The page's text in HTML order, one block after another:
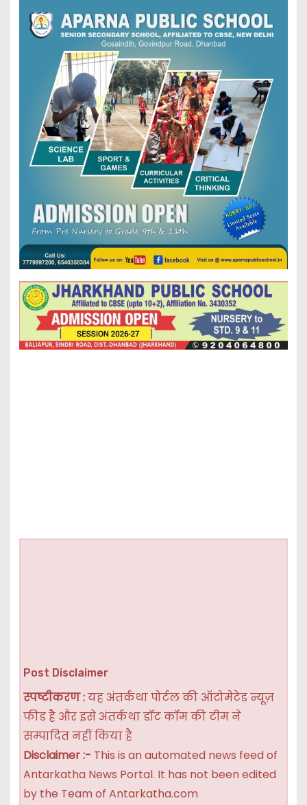
Post Disclaimer
स्पष्टीकरण :यह अंतर्कथा पोर्टल की ऑटोमेटेड न्यूज़
फीड है और इसे अंतर्कथा डॉट कॉम की टीम ने
सम्पादित नहीं किया है
Disclaimer :- This is an automated news feed of
Antarkatha News Portal. It has not been edited
by the Team of Antarkatha.com